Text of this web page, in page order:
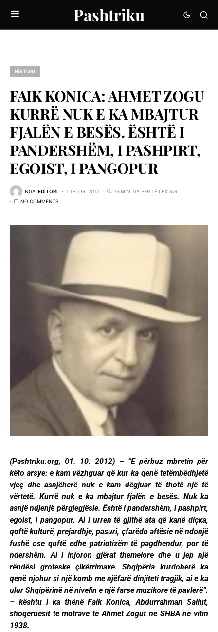
Pashtriku
HISTORI
FAIK KONICA: AHMET ZOGU
KURRË NUK E KA MBAJTUR
FJALËN E BESËS. ËSHTË I
PANDERSHËM, I PASHPIRT,
EGOIST, I PANGOPUR
NGA EDITORI 1 TETOR, 2012
16 MINUTA PËR TË LEXUAR
NO COMMENTS
(Pashtriku.org, 01. 10. 2012) – “E përbuz mbretin për
këto arsye: e kam vëzhguar që kur ka qenë tetëmbëdhjetë
vjeç dhe asnjëherë nuk e kam dëgjuar të thotë një të
vërtetë. Kurrë nuk e ka mbajtur fjalën e besës. Nuk ka
asnjë ndjenjë përgjegjësie. Është i pandershëm, i pashpirt,
egoist, i pangopur. Ai i urren të gjithë ata që kanë diçka,
qoftë kulturë, prejardhje, pasuri, çfarëdo aftësie në ndonjë
fushë ose qoftë edhe patriotizëm të pagdhendur, por të
ndershëm. Ai i injoron gjërat themelore dhe u jep një
rëndësi groteske çikërrimave. Shqipëria kurdoherë ka
qenë njohur si një komb me njëfarë dinjiteti tragjik, ai e ka
ulur Shqipërinë në nivelin e një farse muzikore të pavlerë”.
– kështu i ka thënë Faik Konica, Abdurrahman Saliut,
shoqëruesit të motrave të Ahmet Zogut në SHBA në vitin
1938.